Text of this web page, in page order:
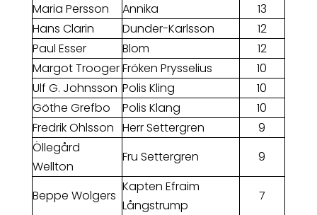
Maria Persson
Annika
13
Hans Clarin
Dunder-Karlsson
12
Paul Esser
Blom
12
Margot TroogerFröken Prysselius
10
Ulf G. Johnsson Polis Kling
10
Göthe Grefbo
Polis Klang
10
Fredrik Ohlsson Herr Settergren
9
Öllegård
Wellton
Fru Settergren 9
Beppe Wolgers
Kapten Efraim
Långstrump
7